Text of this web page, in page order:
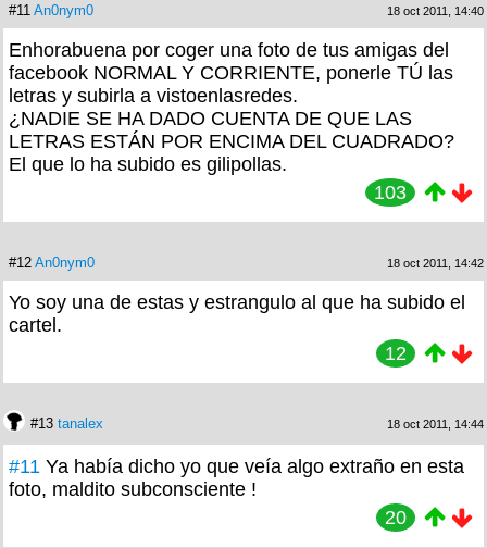
#11 An0nym0 18 oct 2011, 14:40
Enhorabuena por coger una foto de tus amigas del
facebook NORMAL Y CORRIENTE, ponerle TÚ las
letras y subirla a vistoenlasredes.
¿NADIE SE HA DADO CUENTA DE QUE LAS
LETRAS ESTÁN POR ENCIMA DEL CUADRADO?
El que lo ha subido es gilipollas.
103
#12 An0nym0 18 oct 2011, 14:42
Yo soy una de estas y estrangulo al que ha subido el
cartel.
12
#13 tanalex 18 oct 2011, 14:44
#11 Ya había dicho yo que veía algo extraño en esta
foto, maldito subconsciente !
20